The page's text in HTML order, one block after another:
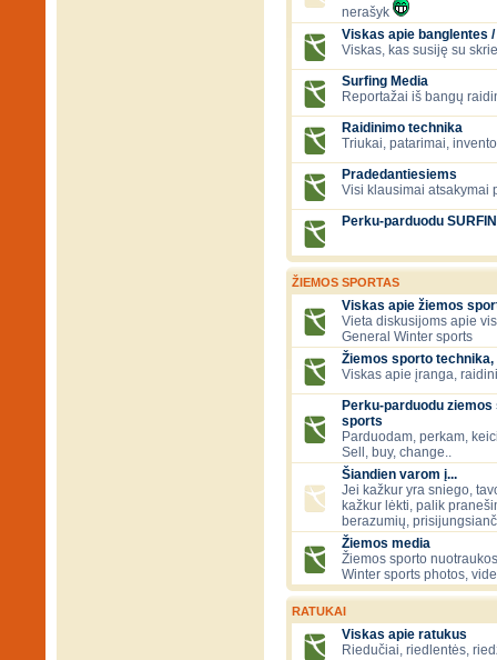
nerašyk
Viskas apie banglentes
Viskas, kas susiję su
Surfing Media
Reportažai iš bangų
Raidinimo technika
Triukai, patarimai,
Pradedantiesiems
Visi klausimai atsakymai
Perku-parduodu
ŽIEMOS SPORTAS
Viskas apie žiemos
Vieta diskusijoms apie
General Winter sports
Žiemos sporto
Viskas apie įranga,
Perku-parduodu
sports
Parduodam, perkam,
Sell, buy, change..
Šiandien varom į...
Jei kažkur yra sniego,
kažkur lėkti, palik
berazumių,
Žiemos media
Žiemos sporto
Winter sports photos,
RATUKAI
Viskas apie ratukus
Riedučiai, riedlentės,